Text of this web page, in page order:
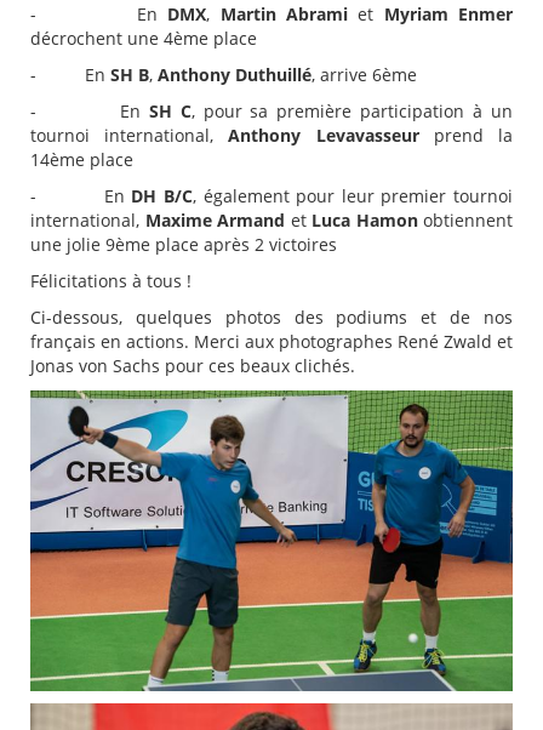
- En DMX, Martin Abrami et Myriam Enmer
décrochent une 4ème place
- En SH B, Anthony Duthuillé, arrive 6ème
- En SH C, pour sa première participation à un
tournoi international,Anthony Levavasseurprend la
14ème place
- En DH B/C, également pour leur premier tournoi
international, Maxime Armand et Luca Hamonobtiennent
une jolie 9ème place après 2 victoires
Félicitations à tous !
Ci-dessous, quelques photos des podiums et de nos
français en actions. Merci aux photographes René Zwald et
Jonas von Sachs pour ces beaux clichés.